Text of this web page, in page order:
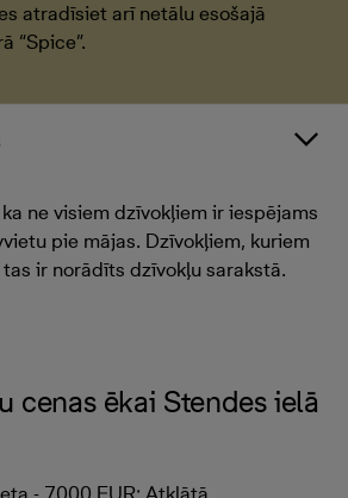
atradīsiet arī netālu esošajā
“Spice”.
ne visiem dzīvokļiem ir iespējams
pie mājas. Dzīvokļiem, kuriem
ir norādīts dzīvokļu sarakstā.
cenas ēkai Stendes ielā
- 7000 EUR; Atklātā